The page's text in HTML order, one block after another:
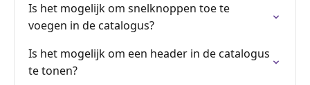
Is het mogelijk om snelknoppen toe te
voegen in de catalogus?
Is het mogelijk om een header in de catalogus
te tonen?